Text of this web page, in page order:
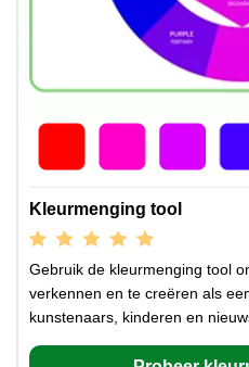
Kleurmenging tool
Gebruik de kleurmenging tool
verkennen en te creëren als
kunstenaars, kinderen en